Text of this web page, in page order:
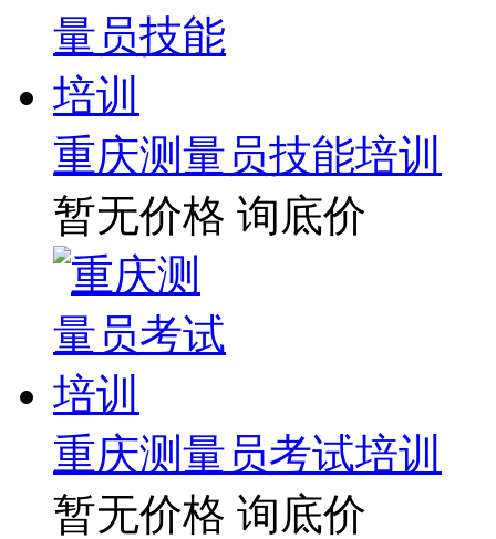
重庆测量员技能培训
暂无价格 询底价
重庆测量员考试培训
暂无价格 询底价